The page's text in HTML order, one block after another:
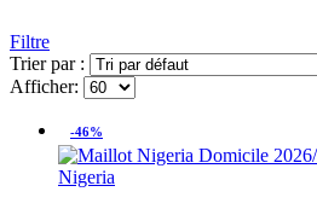
Filtre
Trier par :
Afficher:
-46%
Nigeria